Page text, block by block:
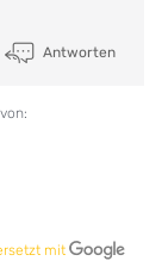
Antworten
mit